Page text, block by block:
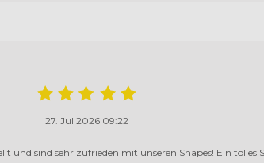
27. Jul 2026 09:22
und sind sehr zufrieden mit unseren Shapes! Ein tolles